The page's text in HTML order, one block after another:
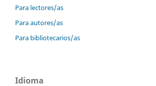
Para lectores/as
Para autores/as
Para bibliotecarios/as
Idioma